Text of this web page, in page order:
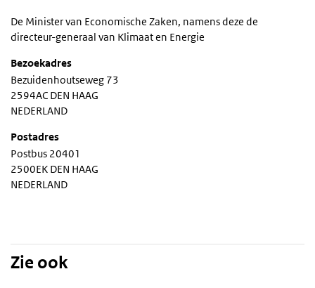
De Minister van Economische Zaken, namens deze de
directeur-generaal van Klimaat en Energie
Bezoekadres
Bezuidenhoutseweg 73
2594AC DEN HAAG
NEDERLAND
Postadres
Postbus 20401
2500EK DEN HAAG
NEDERLAND
Zie ook